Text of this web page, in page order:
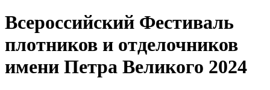
Всероссийский Фестиваль
плотников и отделочников
имени Петра Великого 2024